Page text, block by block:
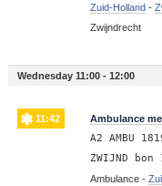
Zuid-Holland -
Zwijndrecht
Wednesday 11:00 - 12:00
11:42 Ambulance
A2 AMBU
ZWIJND bon
Ambulance -